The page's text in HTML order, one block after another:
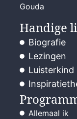
Gouda
Handige
Biografie
Lezingen
Allemaal ik